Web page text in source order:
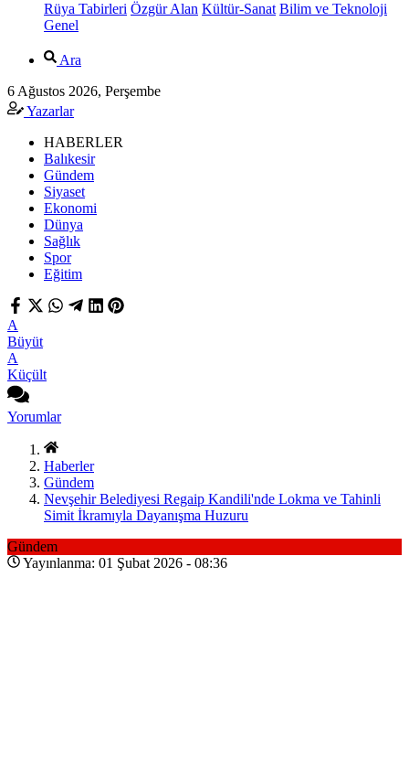
Rüya Tabirleri Özgür Alan Kültür-Sanat Bilim ve Teknoloji
Genel
Ara
6 Ağustos 2026, Perşembe
Yazarlar
HABERLER
Balıkesir
Gündem
Siyaset
Ekonomi
Dünya
Sağlık
Spor
Eğitim
A
Büyüt
A
Küçült
Yorumlar
Haberler
Gündem
Nevşehir Belediyesi Regaip Kandili'nde Lokma ve Tahinli
Simit İkramıyla Dayanışma Huzuru
Gündem
Yayınlanma: 01 Şubat 2026 - 08:36